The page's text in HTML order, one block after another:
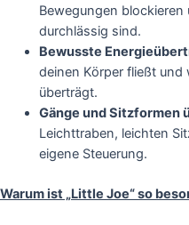
Bewegungen
durchlässig sind.
Bewusste
deinen Körper fließt und
überträgt.
Gänge und Sitzformen
Leichttraben, leichten
eigene Steuerung.
Warum ist „Little Joe“ so